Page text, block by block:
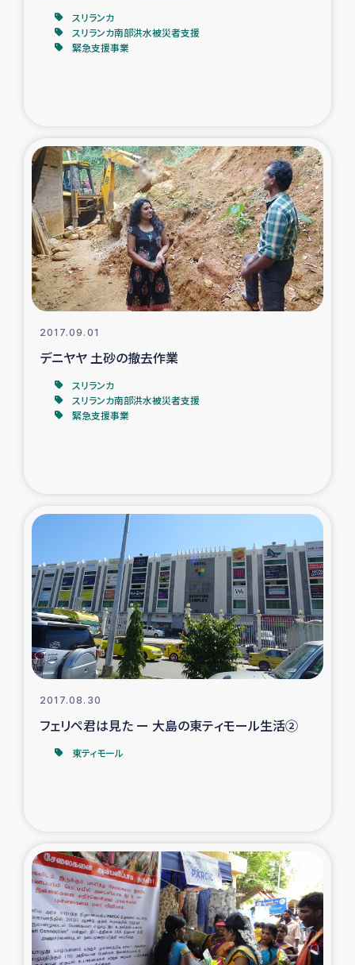
スリランカ ムライティブ県帰還民の生活再建支援
スリランカ南部洪水被災者支援
スリランカの南北女性をつなぐサリー・リサイクル・プロ
ジェクト
復興支援事業
民際教育事業
ミャンマー緊急支援
タイ国境ミャンマー移民子ども支援
漁民によるマングローブ植林活動
レバノンでのシリア難民への食糧・越冬支援
レバノンにおける緊急支援
レバノンでのシリア難民への教育支援事業
神原ゼミxパルシック
石巻市街地在宅被災者支援
復興応援隊の活動
スリランカ
スリランカ南部洪水被災者支援
緊急支援事業
2017.09.01
デニヤヤ 土砂の撤去作業
スリランカ
スリランカ南部洪水被災者支援
緊急支援事業
2017.08.30
フェリペ君は見た ー 大島の東ティモール生活②
東ティモール